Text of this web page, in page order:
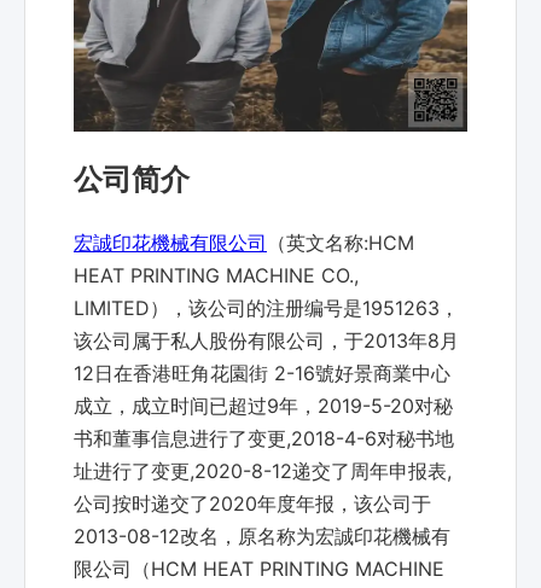
公司简介
宏誠印花機械有限公司 （英文名称:HCM
HEAT PRINTING MACHINE CO.,
LIMITED），该公司的注册编号是1951263，
该公司属于私人股份有限公司，于2013年8月
12日在香港旺角花園街 2-16號好景商業中心
成立，成立时间已超过9年，2019-5-20对秘
书和董事信息进行了变更,2018-4-6对秘书地
址进行了变更,2020-8-12递交了周年申报表,
公司按时递交了2020年度年报，该公司于
2013-08-12改名，原名称为宏誠印花機械有
限公司（HCM HEAT PRINTING MACHINE